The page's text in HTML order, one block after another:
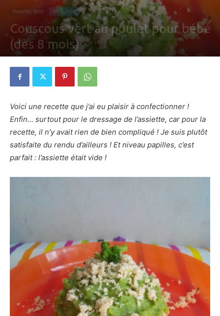
Recettes Bébé dès 8 mois
Couscous vert au poulet pour bébé
(dès 8 mois)
Voici une recette que j’ai eu plaisir à confectionner !
Enfin… surtout pour le dressage de l’assiette, car pour la
recette, il n’y avait rien de bien compliqué ! Je suis plutôt
satisfaite du rendu d’ailleurs ! Et niveau papilles, c’est
parfait : l’assiette était vide !